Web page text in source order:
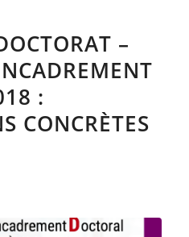
–
:
CONCRÈTES